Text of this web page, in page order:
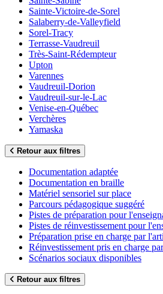
Sainte-Victoire-de-Sorel
Salaberry-de-Valleyfield
Sorel-Tracy
Terrasse-Vaudreuil
Très-Saint-Rédempteur
Upton
Varennes
Vaudreuil-Dorion
Vaudreuil-sur-le-Lac
Venise-en-Québec
Verchères
Yamaska
Retour aux filtres
Documentation adaptée
Documentation en braille
Matériel sensoriel sur place
Parcours pédagogique suggéré
Pistes de préparation pour
Pistes de réinvestissement pour
Préparation prise en charge par
Réinvestissement pris en charge
Scénarios sociaux disponibles
Retour aux filtres